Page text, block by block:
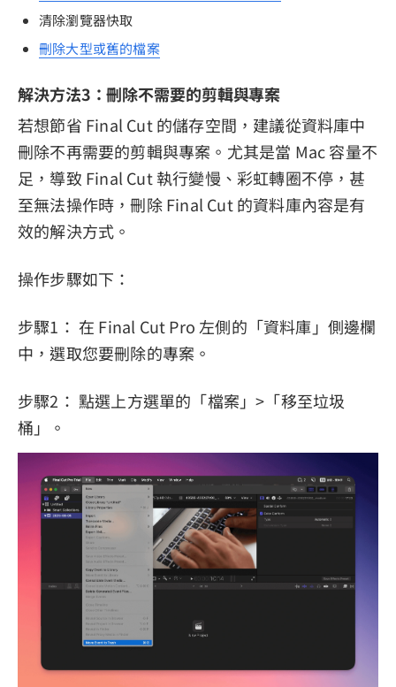
清除瀏覽器快取
刪除大型或舊的檔案
解決方法3：刪除不需要的剪輯與專案
若想節省 Final Cut 的儲存空間，建議從資料庫中
刪除不再需要的剪輯與專案。尤其是當 Mac 容量不
足，導致 Final Cut 執行變慢、彩虹轉圈不停，甚
至無法操作時，刪除 Final Cut 的資料庫內容是有
效的解決方式。
操作步驟如下：
步驟1： 在 Final Cut Pro 左側的「資料庫」側邊欄
中，選取您要刪除的專案。
步驟2： 點選上方選單的「檔案」>「移至垃圾
桶」。